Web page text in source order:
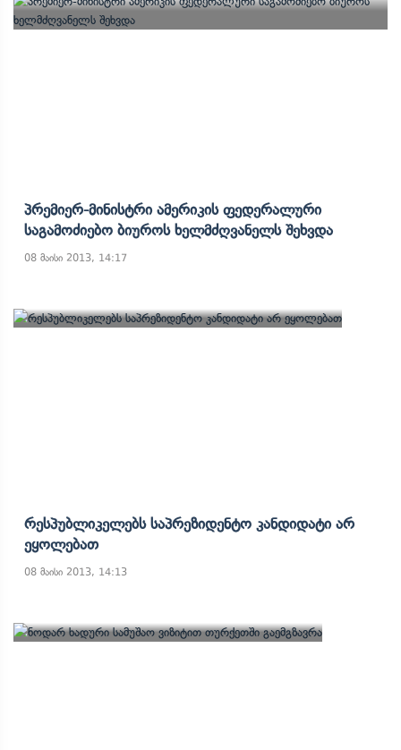
Პრემიერ-Მინისტრი Ამერიკის Ფედერალური
Საგამოძიებო Ბიუროს Ხელმძღვანელს Შეხვდა
08 მაისი 2013, 14:17
Რესპუბლიკელებს Საპრეზიდენტო Კანდიდატი Არ
Ეყოლებათ
08 მაისი 2013, 14:13